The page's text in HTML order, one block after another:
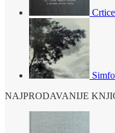
NAJPRODAVANIJE